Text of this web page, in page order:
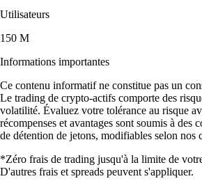
Utilisateurs
150 M
Informations importantes
Ce contenu informatif ne constitue pas un
Le trading de crypto-actifs comporte des
volatilité. Évaluez votre tolérance au risque
récompenses et avantages sont soumis à des
de détention de jetons, modifiables selon nos
*Zéro frais de trading jusqu'à la limite de
D'autres frais et spreads peuvent s'appliquer.